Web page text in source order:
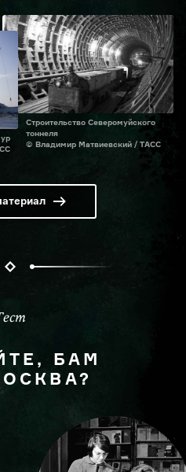
Строительство Северомуйского
тоннеля
© Владимир Матвиевский / ТАСС
БАМ